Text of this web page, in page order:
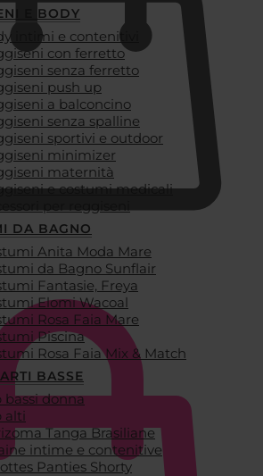
E BODY
intimi e contenitivi
con ferretto
senza ferretto
push up
a balconcino
senza spalline
sportivi e outdoor
minimizer
maternità
e costumi medicali
per reggiseni
DA BAGNO
Anita Moda Mare
da Bagno Sunflair
Fantasie, Freya
Elomi Wacoal
Rosa Faia Mare
Piscina
Rosa Faia Mix & Match
BASSE
bassi donna
alti
Tanga Brasiliane
intime e contenitive
Panties Shorty